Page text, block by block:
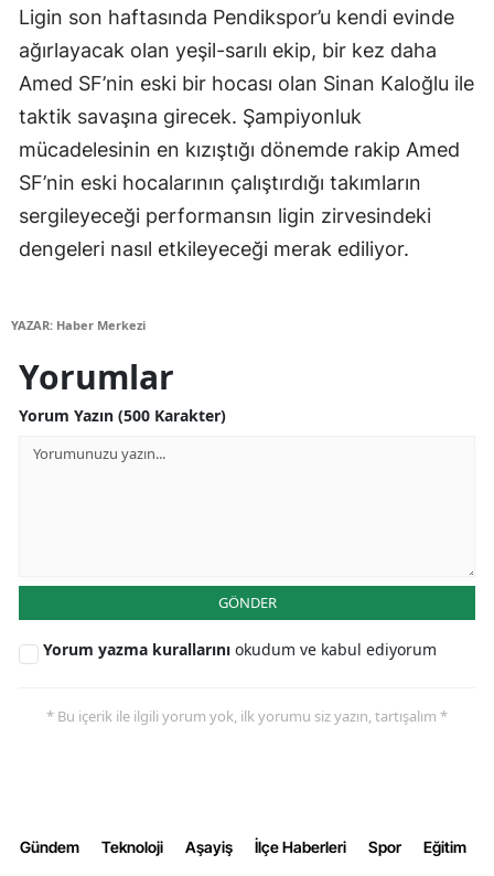
Kahramanmaraş
Mardin
Muş
Nevşehir
Niğde
Tokat
Ligin son haftasında Pendikspor’u kendi evinde
ağırlayacak olan yeşil-sarılı ekip, bir kez daha
Amed SF’nin eski bir hocası olan Sinan Kaloğlu ile
taktik savaşına girecek. Şampiyonluk
mücadelesinin en kızıştığı dönemde rakip Amed
SF’nin eski hocalarının çalıştırdığı takımların
sergileyeceği performansın ligin zirvesindeki
dengeleri nasıl etkileyeceği merak ediliyor.
YAZAR: Haber Merkezi
Yorumlar
Yorum Yazın (500 Karakter)
GÖNDER
Yorum yazma kurallarını okudum ve kabul ediyorum
* Bu içerik ile ilgili yorum yok, ilk yorumu siz yazın, tartışalım *
Gündem Teknoloji Aşayiş İlçe Haberleri Spor Eğitim